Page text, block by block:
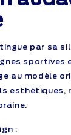
par sa
sportives
au modèle
esthétiques,
: